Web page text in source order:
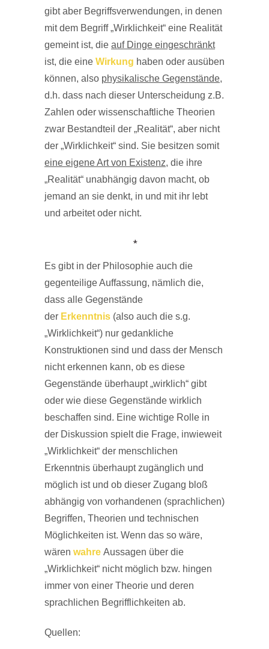
gibt aber Begriffsverwendungen, in denen
mit dem Begriff „Wirklichkeit“ eine Realität
gemeint ist, die auf Dinge eingeschränkt
ist, die eine Wirkung haben oder ausüben
können, also physikalische Gegenstände,
d.h. dass nach dieser Unterscheidung z.B.
Zahlen oder wissenschaftliche Theorien
zwar Bestandteil der „Realität“, aber nicht
der „Wirklichkeit“ sind. Sie besitzen somit
eine eigene Art von Existenz, die ihre
„Realität“ unabhängig davon macht, ob
jemand an sie denkt, in und mit ihr lebt
und arbeitet oder nicht.
*
Es gibt in der Philosophie auch die
gegenteilige Auffassung, nämlich die,
dass alle Gegenstände
der Erkenntnis (also auch die s.g.
„Wirklichkeit“) nur gedankliche
Konstruktionen sind und dass der Mensch
nicht erkennen kann, ob es diese
Gegenstände überhaupt „wirklich“ gibt
oder wie diese Gegenstände wirklich
beschaffen sind. Eine wichtige Rolle in
der Diskussion spielt die Frage, inwieweit
„Wirklichkeit“ der menschlichen
Erkenntnis überhaupt zugänglich und
möglich ist und ob dieser Zugang bloß
abhängig von vorhandenen (sprachlichen)
Begriffen, Theorien und technischen
Möglichkeiten ist. Wenn das so wäre,
wären wahre Aussagen über die
„Wirklichkeit“ nicht möglich bzw. hingen
immer von einer Theorie und deren
sprachlichen Begrifflichkeiten ab.
Quellen: